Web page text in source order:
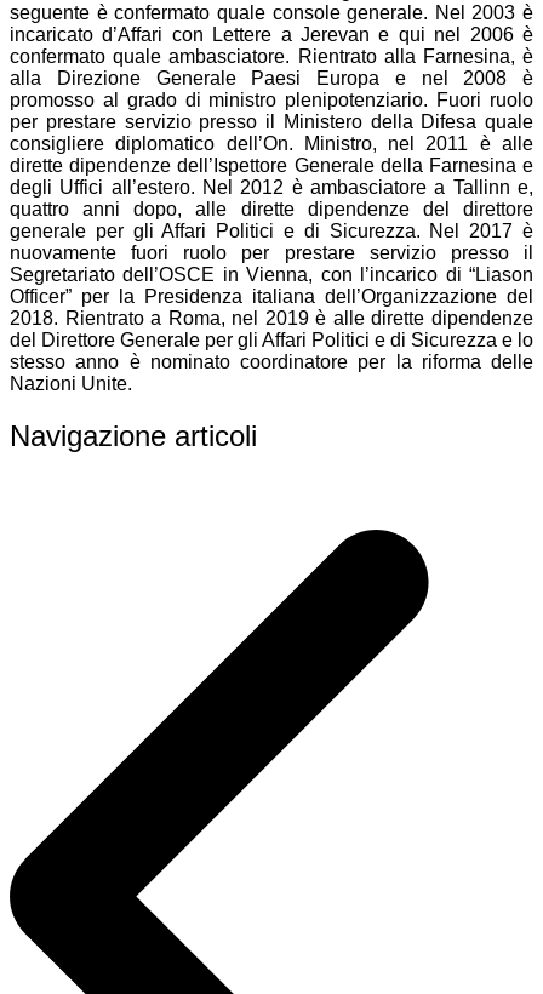
seguente è confermato quale console generale. Nel 2003 è
incaricato d’Affari con Lettere a Jerevan e qui nel 2006 è
confermato quale ambasciatore. Rientrato alla Farnesina, è
alla Direzione Generale Paesi Europa e nel 2008 è
promosso al grado di ministro plenipotenziario. Fuori ruolo
per prestare servizio presso il Ministero della Difesa quale
consigliere diplomatico dell’On. Ministro, nel 2011 è alle
dirette dipendenze dell’Ispettore Generale della Farnesina e
degli Uffici all’estero. Nel 2012 è ambasciatore a Tallinn e,
quattro anni dopo, alle dirette dipendenze del direttore
generale per gli Affari Politici e di Sicurezza. Nel 2017 è
nuovamente fuori ruolo per prestare servizio presso il
Segretariato dell’OSCE in Vienna, con l’incarico di “Liason
Officer” per la Presidenza italiana dell’Organizzazione del
2018. Rientrato a Roma, nel 2019 è alle dirette dipendenze
del Direttore Generale per gli Affari Politici e di Sicurezza e lo
stesso anno è nominato coordinatore per la riforma delle
Nazioni Unite.
Navigazione articoli